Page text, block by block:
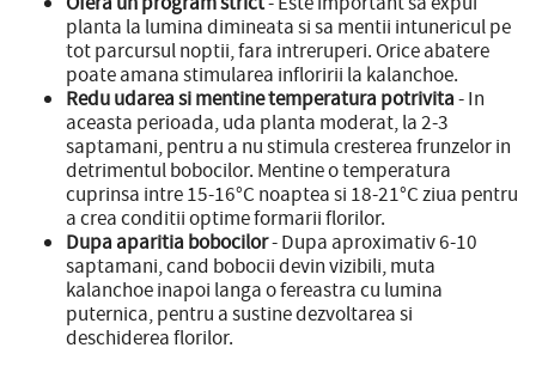
planta la lumina dimineata si sa mentii intunericul pe
tot parcursul noptii, fara intreruperi. Orice abatere
poate amana stimularea infloririi la kalanchoe.
Redu udarea si mentine temperatura potrivita- In
aceasta perioada, uda planta moderat, la 2-3
saptamani, pentru a nu stimula cresterea frunzelor in
detrimentul bobocilor. Mentine o temperatura
cuprinsa intre 15-16°C noaptea si 18-21°C ziua pentru
a crea conditii optime formarii florilor.
Dupa aparitia bobocilor- Dupa aproximativ 6-10
saptamani, cand bobocii devin vizibili, muta
kalanchoe inapoi langa o fereastra cu lumina
puternica, pentru a sustine dezvoltarea si
deschiderea florilor.